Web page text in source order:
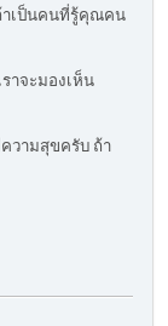
าเป็นคนที่รู้คุณคน
าจะมองเห็น
วามสุขครับ ถ้า